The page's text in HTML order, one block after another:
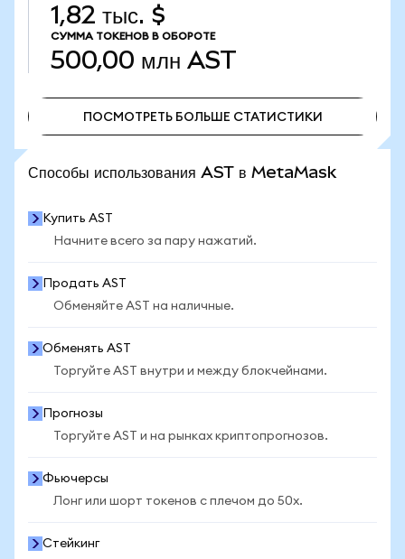
1,82 тыс. $
СУММА ТОКЕНОВ В ОБОРОТЕ
500,00 млн AST
ПОСМОТРЕТЬ БОЛЬШЕ СТАТИСТИКИ
Способы использования AST в MetaMask
Купить AST
Начните всего за пару нажатий.
Продать AST
Обменяйте AST на наличные.
Обменять AST
Торгуйте AST внутри и между блокчейнами.
Прогнозы
Торгуйте AST и на рынках криптопрогнозов.
Фьючерсы
Лонг или шорт токенов с плечом до 50x.
Стейкинг